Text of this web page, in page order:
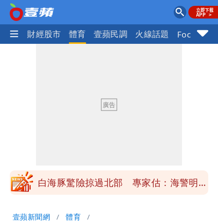
國際 財經股市 體育 壹蘋民調 火線話題 Focus+
「終於能交代」 捐500萬獎學金延續愛
白海豚颱風逼近！鄭明典示警「恐遇黑潮
砸重金再買一整桌卡盒
白海豚驚險掠過北部 專家估：海警明發
壹蘋新聞網 體育